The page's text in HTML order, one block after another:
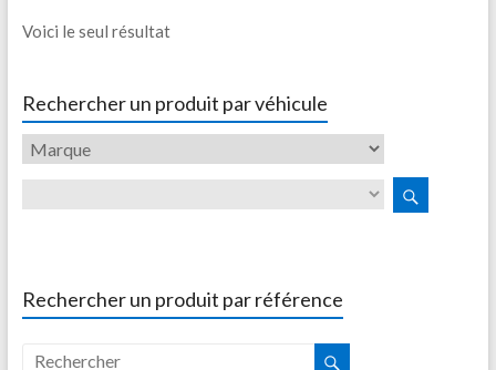
Voici le seul résultat
Rechercher un produit par véhicule
Rechercher un produit par référence